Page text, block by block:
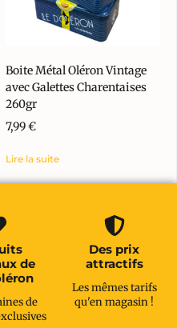
Boite Métal Oléron Vintage
avec Galettes Charentaises
260gr
7,99€
Lire la suite
de
de
Des prix
attractifs
Les mêmes tarifs
qu'en magasin !